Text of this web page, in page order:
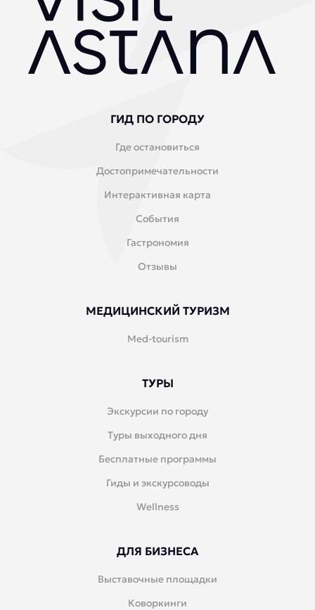
ГИД ПО ГОРОДУ
Где остановиться
Достопримечательности
Интерактивная карта
События
Гастрономия
Отзывы
МЕДИЦИНСКИЙ ТУРИЗМ
Med-tourism
ТУРЫ
Экскурсии по городу
Туры выходного дня
Бесплатные программы
Гиды и экскурсоводы
Wellness
ДЛЯ БИЗНЕСА
Выставочные площадки
Коворкинги